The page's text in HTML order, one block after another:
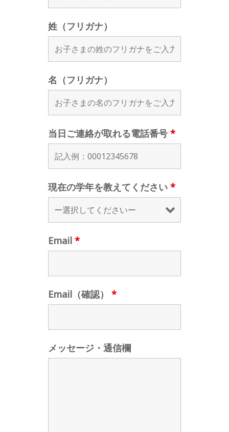
姓（フリガナ）
名（フリガナ）
当日ご連絡が取れる電話番号 *
現在の学年を教えてください *
Email *
Email（確認） *
メッセージ・通信欄